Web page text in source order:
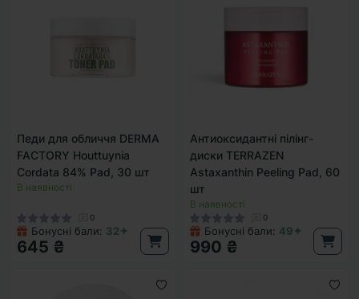
Педи для обличчя DERMA
FACTORY Houttuynia
Cordata 84% Pad, 30 шт
В наявності
0
Бонусні бали: 32✦
645 ₴
Антиоксидантні пілінг-
диски TERRAZEN
Astaxanthin Peeling Pad, 60
шт
В наявності
0
Бонусні бали: 49✦
990 ₴